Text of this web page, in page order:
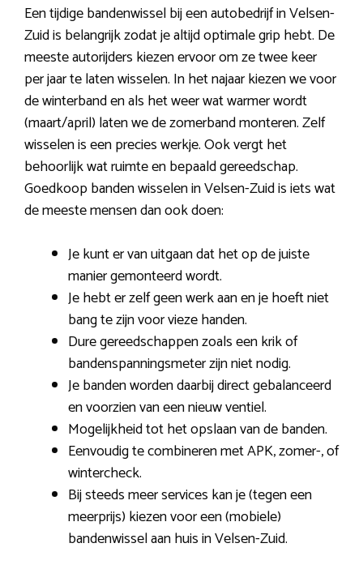
Een tijdige bandenwissel bij een autobedrijf in Velsen-
Zuid is belangrijk zodat je altijd optimale grip hebt. De
meeste autorijders kiezen ervoor om ze twee keer
per jaar te laten wisselen. In het najaar kiezen we voor
de winterband en als het weer wat warmer wordt
(maart/april) laten we de zomerband monteren. Zelf
wisselen is een precies werkje. Ook vergt het
behoorlijk wat ruimte en bepaald gereedschap.
Goedkoop banden wisselen in Velsen-Zuid is iets wat
de meeste mensen dan ook doen:
Je kunt er van uitgaan dat het op de juiste
manier gemonteerd wordt.
Je hebt er zelf geen werk aan en je hoeft niet
bang te zijn voor vieze handen.
Dure gereedschappen zoals een krik of
bandenspanningsmeter zijn niet nodig.
Je banden worden daarbij direct gebalanceerd
en voorzien van een nieuw ventiel.
Mogelijkheid tot het opslaan van de banden.
Eenvoudig te combineren met APK, zomer-, of
wintercheck.
Bij steeds meer services kan je (tegen een
meerprijs) kiezen voor een (mobiele)
bandenwissel aan huis in Velsen-Zuid.